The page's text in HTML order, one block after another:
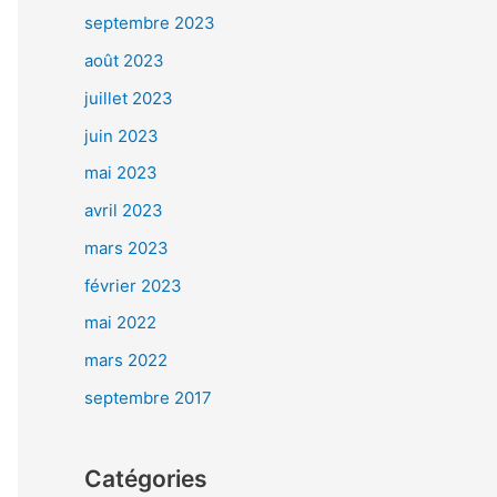
septembre 2023
août 2023
juillet 2023
juin 2023
mai 2023
avril 2023
mars 2023
février 2023
mai 2022
mars 2022
septembre 2017
Catégories